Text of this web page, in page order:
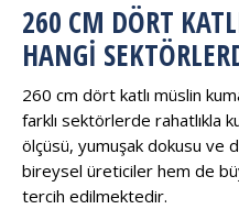
260 CM DÖRT
HANGI
260 cm dört katlı müslin
farklı sektörlerde rahatlıkla
ölçüsü, yumuşak dokusu ve
bireysel üreticiler hem de
tercih edilmektedir.